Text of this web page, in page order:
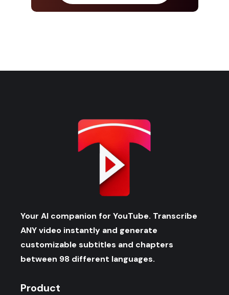
Your AI companion for YouTube. Transcribe
ANY video instantly and generate
customizable subtitles and chapters
between 98 different languages.
Product